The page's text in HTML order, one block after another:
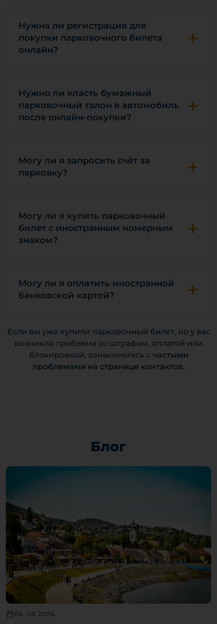
Нужна ли регистрация для
покупки парковочного билета
онлайн?
+
Нужно ли класть бумажный
парковочный талон в автомобиль
после онлайн-покупки?
+
Могу ли я запросить счёт за
парковку?
+
Могу ли я купить парковочный
билет с иностранным номерным
знаком?
+
Могу ли я оплатить иностранной
банковской картой?
+
Если вы уже купили парковочный билет, но у вас
возникла проблема со штрафом, оплатой или
блокировкой, ознакомьтесь с частыми
проблемами на странице контактов.
Блог
04. 08. 2026.